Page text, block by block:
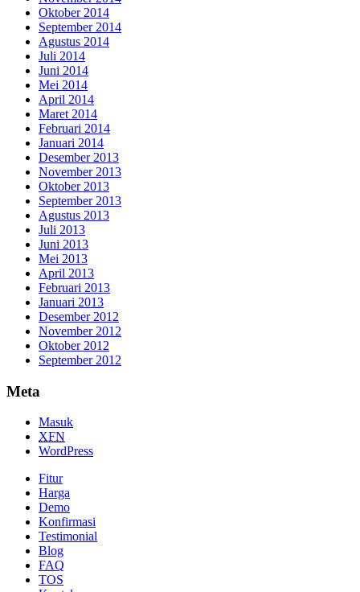
Oktober 2014
September 2014
Agustus 2014
Juli 2014
Juni 2014
Mei 2014
April 2014
Maret 2014
Februari 2014
Januari 2014
Desember 2013
November 2013
Oktober 2013
September 2013
Agustus 2013
Juli 2013
Juni 2013
Mei 2013
April 2013
Februari 2013
Januari 2013
Desember 2012
November 2012
Oktober 2012
September 2012
Meta
Masuk
XFN
WordPress
Fitur
Harga
Demo
Konfirmasi
Testimonial
Blog
FAQ
TOS